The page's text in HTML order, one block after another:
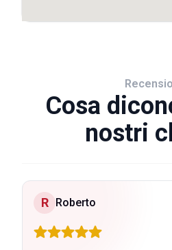
Cosa
nostri
R Roberto